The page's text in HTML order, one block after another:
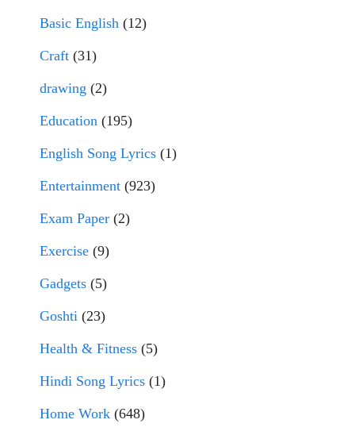
Basic English (12)
Craft (31)
drawing (2)
Education (195)
English Song Lyrics (1)
Entertainment (923)
Exam Paper (2)
Exercise (9)
Gadgets (5)
Goshti (23)
Health & Fitness (5)
Hindi Song Lyrics (1)
Home Work (648)